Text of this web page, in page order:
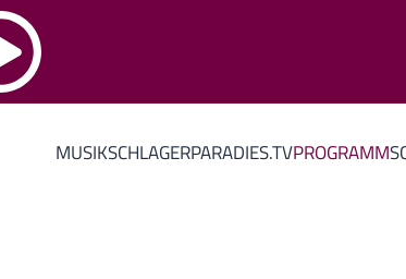
MUSIKSCHLAGERPARADIES.TVPROGRAMM